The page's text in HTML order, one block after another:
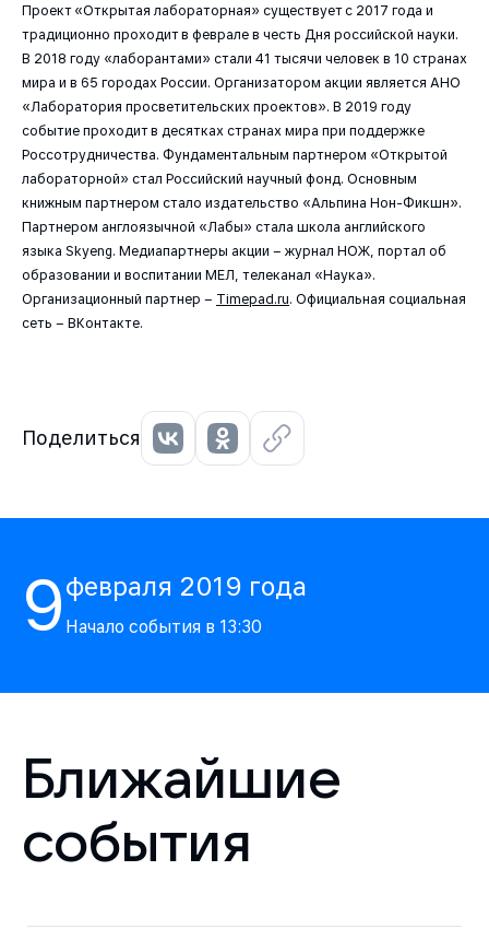
Проект «Открытая лабораторная» существует с 2017 года и
традиционно проходит в феврале в честь Дня российской науки.
В 2018 году «лаборантами» стали 41 тысячи человек в 10 странах
мира и в 65 городах России. Организатором акции является АНО
«Лаборатория просветительских проектов». В 2019 году
событие проходит в десятках странах мира при поддержке
Россотрудничества. Фундаментальным партнером «Открытой
лабораторной» стал Российский научный фонд. Основным
книжным партнером стало издательство «Альпина Нон-Фикшн».
Партнером англоязычной «Лабы» стала школа английского
языка Skyeng. Медиапартнеры акции – журнал НОЖ, портал об
образовании и воспитании МЕЛ, телеканал «Наука».
Организационный партнер – Timepad.ru. Официальная социальная
сеть – ВКонтакте.
Поделиться
9февраля 2019 года
Начало события в 13:30
Ближайшие
события